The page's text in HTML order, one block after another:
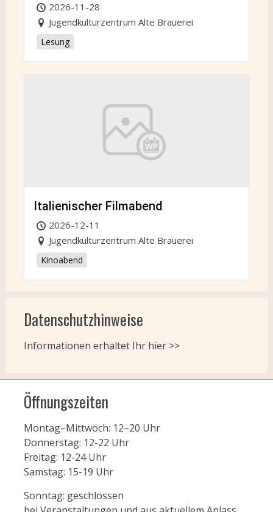
2026-11-28
Jugendkulturzentrum Alte Brauerei
Lesung
Italienischer Filmabend
2026-12-11
Jugendkulturzentrum Alte Brauerei
Kinoabend
Datenschutzhinweise
Informationen erhaltet Ihr hier >>
Öffnungszeiten
Montag–Mittwoch: 12–20 Uhr
Donnerstag: 12-22 Uhr
Freitag: 12-24 Uhr
Samstag: 15-19 Uhr
Sonntag: geschlossen